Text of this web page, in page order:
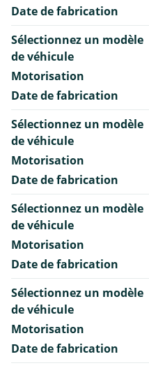
Date de fabrication
Sélectionnez un modèle
de véhicule
Motorisation
Date de fabrication
Sélectionnez un modèle
de véhicule
Motorisation
Date de fabrication
Sélectionnez un modèle
de véhicule
Motorisation
Date de fabrication
Sélectionnez un modèle
de véhicule
Motorisation
Date de fabrication